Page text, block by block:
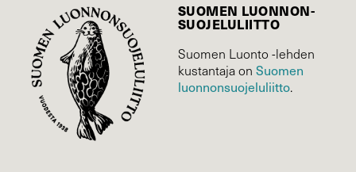
SUOMEN LUONNON­
SUOJELU­LIITTO
Suomen Luonto -lehden
kustantaja on Suomen
luonnonsuojelu­liitto.